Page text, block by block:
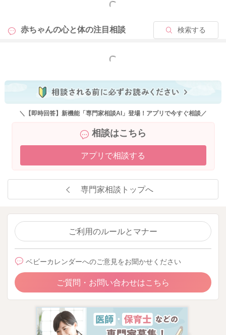
こちらが話していることをなんとなく理解をしてきている様子
が見られることがありましたら、それで十分になると思います
1歳半ぐらいには言葉の理解をするようになってくると言われま
ります。
頭をぶつけることがあるということで、音を楽しんでいる様子
そのようにそこまで痛くはないように調整をしてぶつけている
こともあるかもしれません。
それで繰り返すこともあるかもしれません。
引き続き様子を見ていただいていいようには思いました。
よかったら参考になさってみてください。
どうぞよろしくお願いします。
2024/8/21 21:10
もっと見る
赤ちゃんの心と体の注目相談 検索する
もっと見る
＼【即時回答】新機能「専門家相談AI」登場！アプリで今すぐ相談／
相談はこちら
アプリで相談する
専門家相談トップへ
ご利用のルールとマナー
ベビーカレンダーへのご意見をお聞かせください
ご質問・お問い合わせはこちら